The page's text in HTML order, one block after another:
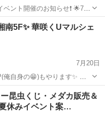
開催のお知らせ❗️ 🌟7月
ティーメダカ販売 🍀チャリ
ント 時間:9時半〜15時頃ま
域/お祭り 昆虫
南5F✨ 華咲くUマルシェ
7月20日
自身の😁)もやります✨ お
神ネイリスト 爪屋のセイ
り 霊視
昆虫くじ・メダカ販売＆
休みイベント案…